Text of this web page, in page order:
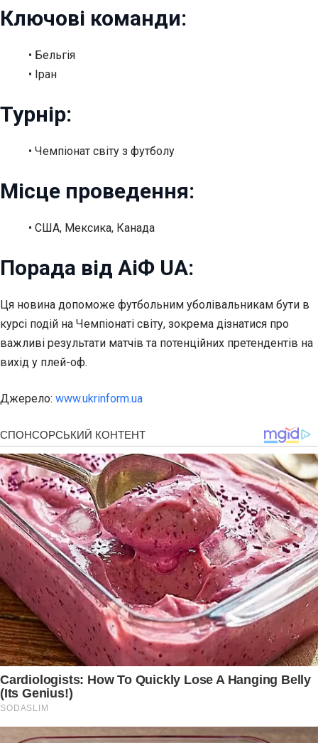
Ключові команди:
• Бельгія
• Іран
Турнір:
• Чемпіонат світу з футболу
Місце проведення:
• США, Мексика, Канада
Порада від АіФ UA:
Ця новина допоможе футбольним уболівальникам бути в
курсі подій на Чемпіонаті світу, зокрема дізнатися про
важливі результати матчів та потенційних претендентів на
вихід у плей-оф.
Джерело: www.ukrinform.ua